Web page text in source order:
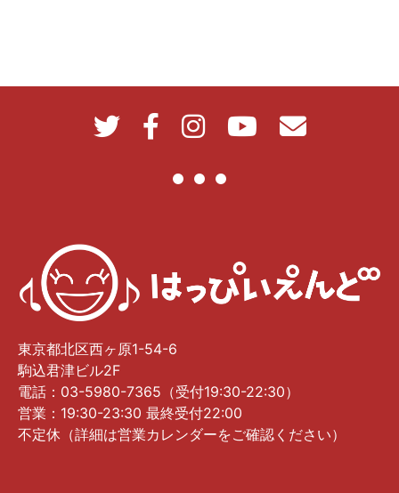
東京都北区西ヶ原1-54-6
駒込君津ビル2F
電話：03-5980-7365（受付19:30-22:30）
営業：19:30-23:30 最終受付22:00
不定休（詳細は営業カレンダーをご確認ください）